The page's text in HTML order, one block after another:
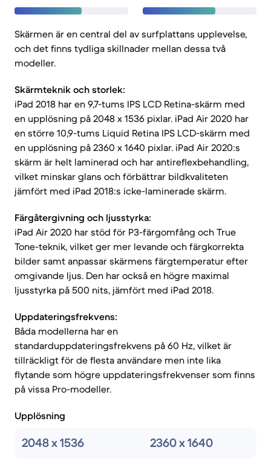
Skärmen är en central del av surfplattans upplevelse,
och det finns tydliga skillnader mellan dessa två
modeller.
Skärmteknik och storlek:
iPad 2018 har en 9,7-tums IPS LCD Retina-skärm med
en upplösning på 2048 x 1536 pixlar. iPad Air 2020 har
en större 10,9-tums Liquid Retina IPS LCD-skärm med
en upplösning på 2360 x 1640 pixlar. iPad Air 2020:s
skärm är helt laminerad och har antireflexbehandling,
vilket minskar glans och förbättrar bildkvaliteten
jämfört med iPad 2018:s icke-laminerade skärm.
Färgåtergivning och ljusstyrka:
iPad Air 2020 har stöd för P3-färgomfång och True
Tone-teknik, vilket ger mer levande och färgkorrekta
bilder samt anpassar skärmens färgtemperatur efter
omgivande ljus. Den har också en högre maximal
ljusstyrka på 500 nits, jämfört med iPad 2018.
Uppdateringsfrekvens:
Båda modellerna har en
standarduppdateringsfrekvens på 60 Hz, vilket är
tillräckligt för de flesta användare men inte lika
flytande som högre uppdateringsfrekvenser som finns
på vissa Pro-modeller.
Upplösning
2048 x 1536 2360 x 1640